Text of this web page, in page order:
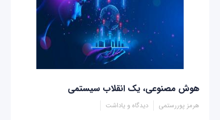
هوش مصنوعی، یک انقلاب سیستمی
هرمز پوررستمی دیدگاه و یاداشت